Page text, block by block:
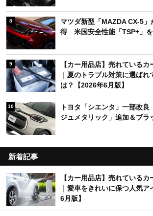
8
マツダ新型「MAZDA CX-5」
得 米国安全性能「TSP+」
9
【カー用品店】売れている
｜夏のトラブル対策に選ば
は？【2026年6月版】
10
トヨタ「シエンタ」一部改
ジュメタリック」追加＆ブラ
新着記事
【カー用品店】売れている
｜愛車をきれいに保つ人気
6月版】